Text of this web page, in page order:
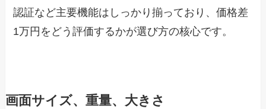
認証など主要機能はしっかり揃っており、価格差
1万円をどう評価するかが選び方の核心です。
画面サイズ、重量、大きさ